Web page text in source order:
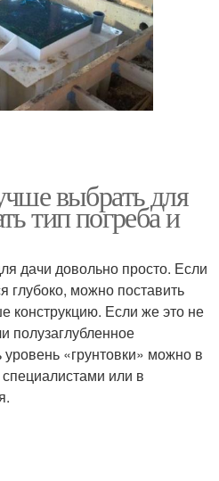
выбрать для
тип погреба и
дачи довольно просто. Если
глубоко, можно поставить
Если же это не
полузаглубленное
«грунтовки» можно в
или в